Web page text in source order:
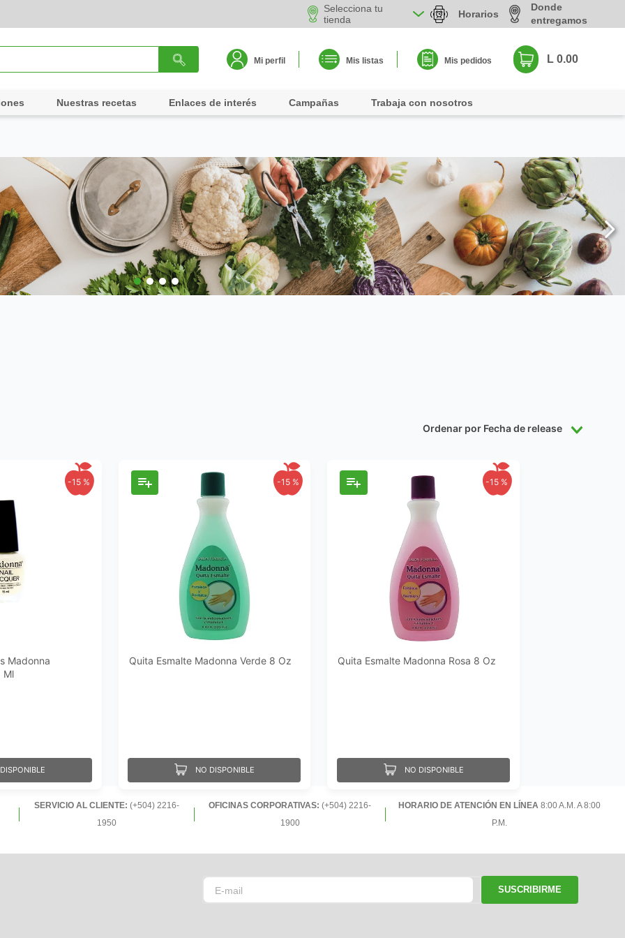
Selecciona tu
tienda
Horarios
Donde
entregamos
Mi perfil Mis listas Mis pedidos L 0.00
Nuestras recetas Enlaces de interés Campañas Trabaja con nosotros
Ordenar por Fecha de release
-15 %
Madonna
Ml
-15 %
Quita Esmalte Madonna Verde 8 Oz
NO DISPONIBLE
-15 %
Quita Esmalte Madonna Rosa 8 Oz
NO DISPONIBLE
SERVICIO AL CLIENTE: (+504) 2216-
1950
OFICINAS CORPORATIVAS: (+504) 2216-
1900
HORARIO DE ATENCIÓN EN LÍNEA8:00 A.M. A 8:00
P.M.
SUSCRIBIRME